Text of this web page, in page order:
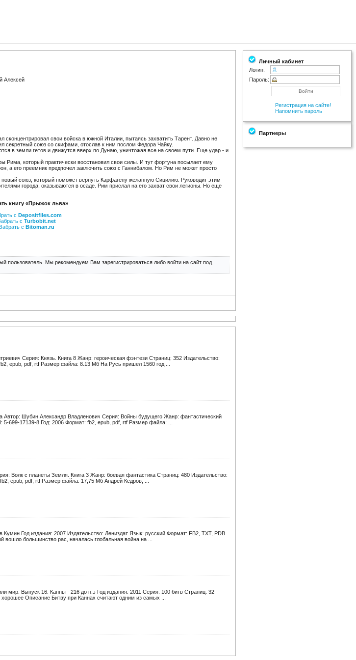
Алексей
сконцентрировал свои войска в южной Италии, пытаясь захватить Тарент. Давно не
секретный союз со скифами, отослав к ним послом Федора Чайку.
в земли гетов и движутся вверх по Дунаю, уничтожая все на своем пути. Еще удар - и
Рима, который практически восстановил свои силы. И тут фортуна посылает ему
а его преемник предпочел заключить союз с Ганнибалом. Но Рим не может просто
союз, который поможет вернуть Карфагену желанную Сицилию. Руководит этим
города, оказываются в осаде. Рим прислал на его захват свои легионы. Но еще
книгу «Прыжок льва»
с Depositfiles.com
с Turbobit.net
с Bitoman.ru
пользователь. Мы рекомендуем Вам зарегистрироваться либо войти на сайт под
Серия: Князь. Книга 8 Жанр: героическая фэнтези Страниц: 352 Издательство:
epub, pdf, rtf Размер файла: 8.13 Мб На Русь пришел 1560 год ...
Автор: Шубин Александр Владленович Серия: Войны будущего Жанр: фантастический
699-17139-8 Год: 2006 Формат: fb2, epub, pdf, rtf Размер файла: ...
Волк с планеты Земля. Книга 3 Жанр: боевая фантастика Страниц: 480 Издательство:
epub, pdf, rtf Размер файла: 17,75 Мб Андрей Кедров, ...
Год издания: 2007 Издательство: Лениздат Язык: русский Формат: FB2, TXT, PDB
большинство рас, началась глобальная война на ...
мир. Выпуск 16. Канны - 216 до н.э Год издания: 2011 Серия: 100 битв Страниц: 32
Описание Битву при Каннах считают одним из самых ...
Личный кабинет
Логин:
Пароль:
Регистрация на сайте!
Напомнить пароль
Партнеры